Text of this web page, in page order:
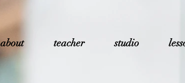
about teacher studio